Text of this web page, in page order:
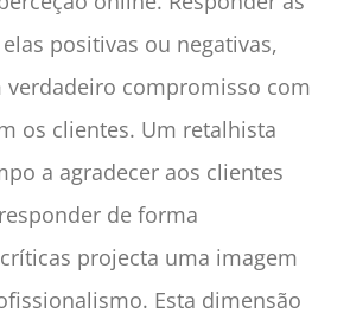
positivas ou negativas,
verdadeiro compromisso com
os clientes. Um retalhista
a agradecer aos clientes
de forma
projecta uma imagem
Esta dimensão